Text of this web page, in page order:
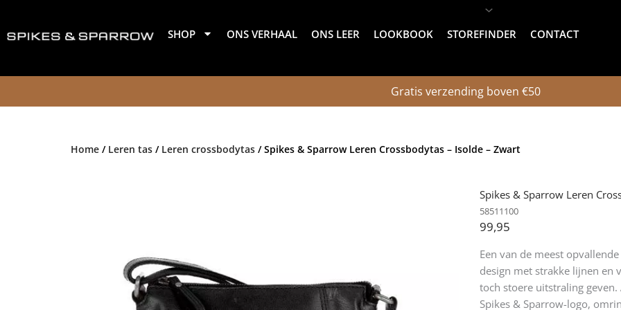
de
SHOP ONS VERHAAL ONS LEER LOOKBOOK STOREFINDER CONTACT
Gratis verzending boven €50
Home / Leren tas / Leren crossbodytas / Spikes & Sparrow Leren Crossbodytas – Isolde – Zwart
Spikes & Sparrow Leren
58511100
99,95
Een van de meest
design met strakke lijnen en
toch stoere uitstraling
Spikes & Sparrow-logo,